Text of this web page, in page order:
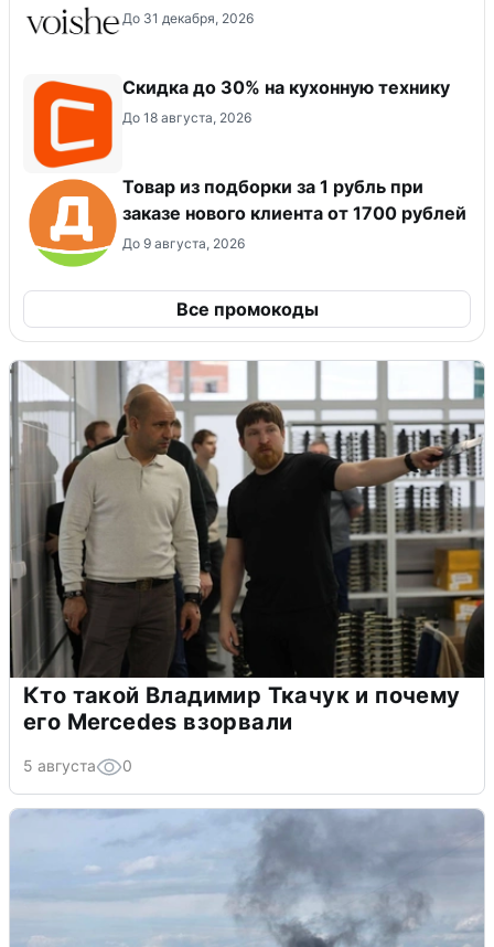
До 31 декабря, 2026
Скидка до 30% на кухонную технику
До 18 августа, 2026
Товар из подборки за 1 рубль при
заказе нового клиента от 1700 рублей
До 9 августа, 2026
Все промокоды
Кто такой Владимир Ткачук и почему
его Mercedes взорвали
5 августа 0